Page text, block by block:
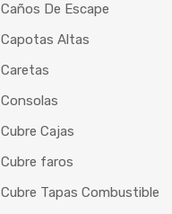
Caños De Escape
Capotas Altas
Caretas
Consolas
Cubre Cajas
Cubre faros
Cubre Tapas Combustible